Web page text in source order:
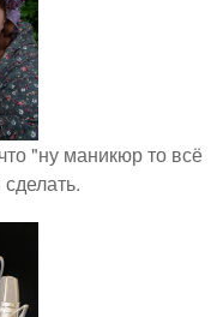
"ну маникюр то всё